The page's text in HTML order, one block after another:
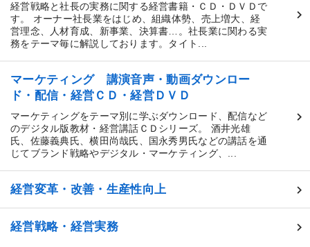
経営戦略と社長の実務に関する経営書籍・ＣＤ・ＤＶＤで
す。 オーナー社長業をはじめ、組織体勢、売上増大、経
営理念、人材育成、新事業、決算書…。社長業に関わる実
務をテーマ毎に解説しております。タイト...
マーケティング 講演音声・動画ダウンロー
ド・配信・経営ＣＤ・経営ＤＶＤ
マーケティングをテーマ別に学ぶダウンロード、配信など
のデジタル版教材・経営講話ＣＤシリーズ。 酒井光雄
氏、佐藤義典氏、横田尚哉氏、国永秀男氏などの講話を通
じてブランド戦略やデジタル・マーケティング、...
経営変革・改善・生産性向上
経営戦略・経営実務